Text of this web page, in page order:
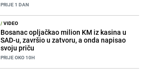
PRIJE 1 DAN
/VIDEO
Bosanac opljačkao milion KM iz kasina u
SAD-u, završio u zatvoru, a onda napisao
svoju priču
PRIJE OKO 10H